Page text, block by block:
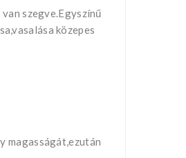
szegve.Egyszínű
közepes
magasságát,ezután